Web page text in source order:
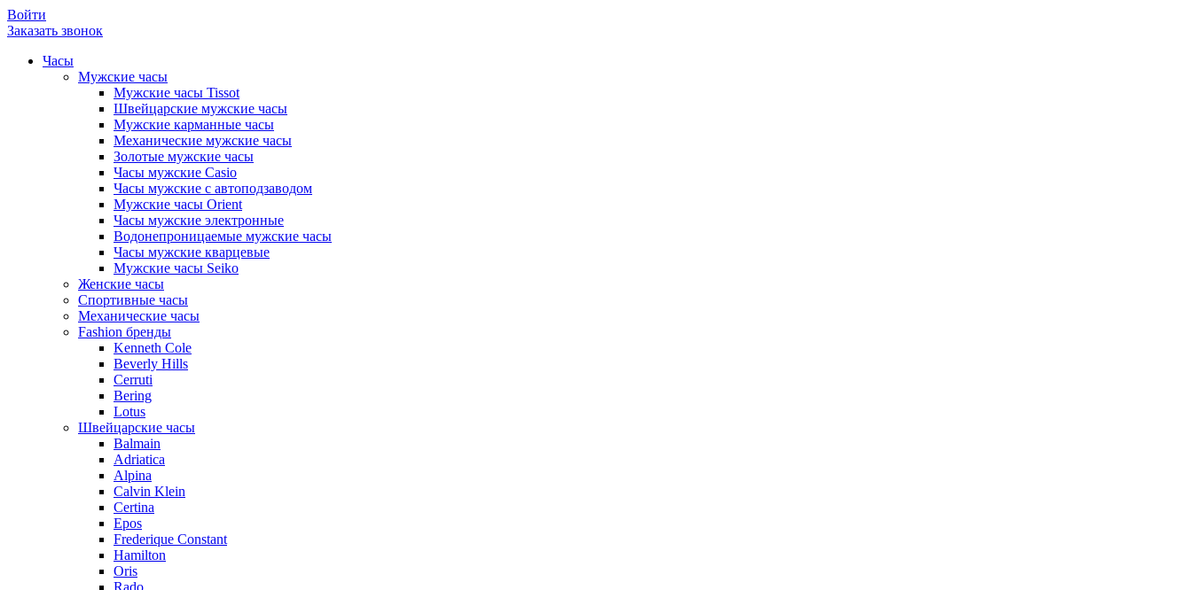
Войти
Заказать звонок
Часы
Мужские часы
Мужские часы Tissot
Швейцарские мужские часы
Мужские карманные часы
Механические мужские часы
Золотые мужские часы
Часы мужские Casio
Часы мужские с автоподзаводом
Мужские часы Orient
Часы мужские электронные
Водонепроницаемые мужские часы
Часы мужские кварцевые
Мужские часы Seiko
Женские часы
Спортивные часы
Механические часы
Fashion бренды
Kenneth Cole
Beverly Hills
Cerruti
Bering
Lotus
Швейцарские часы
Balmain
Adriatica
Alpina
Calvin Klein
Certina
Epos
Frederique Constant
Hamilton
Oris
Rado